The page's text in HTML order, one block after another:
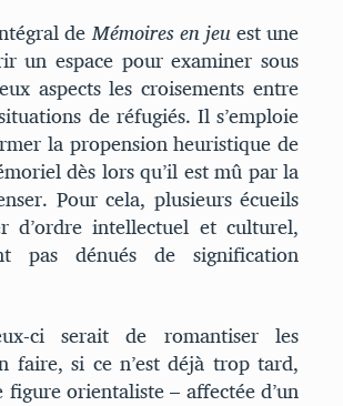
deMémoires en jeuest une
un espace pour examiner sous
aspects les croisements entre
de réfugiés. Il s’emploie
la propension heuristique de
dès lors qu’il est mû par la
Pour cela, plusieurs écueils
d’ordre intellectuel et culturel,
pas dénués de signification
ci serait de romantiser les
faire, si ce n’est déjà trop tard,
orientaliste – affectée d’un